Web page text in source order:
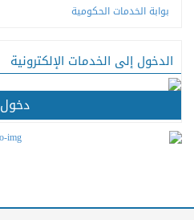
بوابة الخدمات الحكومية
الدخول إلى الخدمات الإلكترونية
دخول